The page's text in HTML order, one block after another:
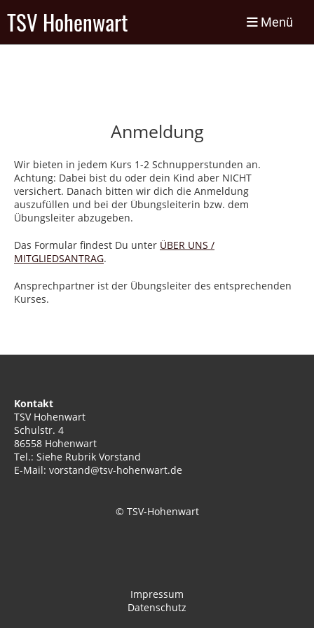
TSV Hohenwart Menü
Anmeldung
Wir bieten in jedem Kurs 1-2 Schnupperstunden an.
Achtung: Dabei bist du oder dein Kind aber NICHT
versichert. Danach bitten wir dich die Anmeldung
auszufüllen und bei der Übungsleiterin bzw. dem
Übungsleiter abzugeben.
Das Formular findest Du unter ÜBER UNS /
MITGLIEDSANTRAG.
Ansprechpartner ist der Übungsleiter des entsprechenden
Kurses.
Kontakt
TSV Hohenwart
Schulstr. 4
86558 Hohenwart
Tel.: Siehe Rubrik Vorstand
E-Mail: vorstand@tsv-hohenwart.de
© TSV-Hohenwart
Impressum
Datenschutz